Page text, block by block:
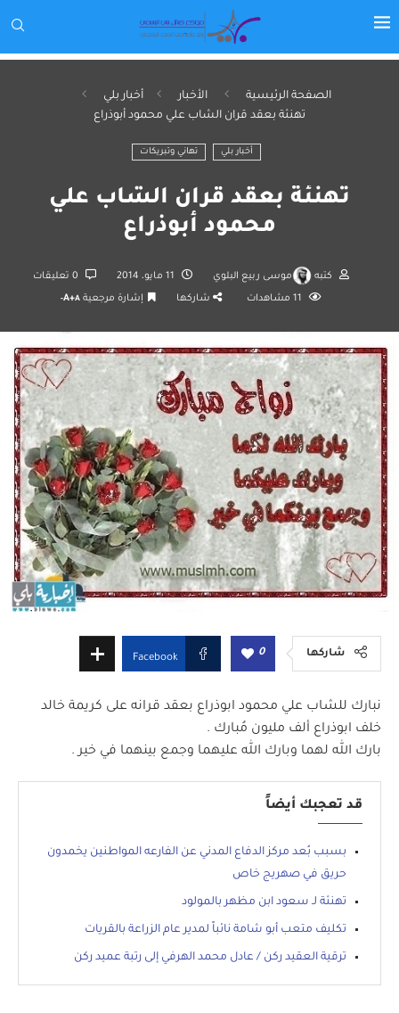
الصفحة الرئيسية الأخبار
أخبار بلي
تهنئة بعقد قران الشاب علي محمود أبوذراع
أخبار بلي تهاني وتبريكات
تهنئة بعقد قران الشاب علي
محمود أبوذراع
كتبه موسى ربيع البلوي 11 مايو، 2014
11 مشاهدات شاركها إشارة مرجعية A+A-
شاركها 0
Facebook
نبارك للشاب علي محمود ابوذراع بعقد قرانه على كريمة خالد
خلف ابوذراع ألف مليون مُبارك .
بارك الله لهما وبارك الله عليهما وجمع بينهما في خير .
قد تعجبك أيضاً
بسبب بُعد مركز الدفاع المدني عن الفارعه المواطنين يخمدون
حريق في صهريج خاص
تهنئة لـ سعود ابن مظهر بالمولود
تكليف متعب أبو شامة نائباً لمدير عام الزراعة بالقريات
ترقية العقيد ركن / عادل محمد الهرفي إلى رتبة عميد ركن